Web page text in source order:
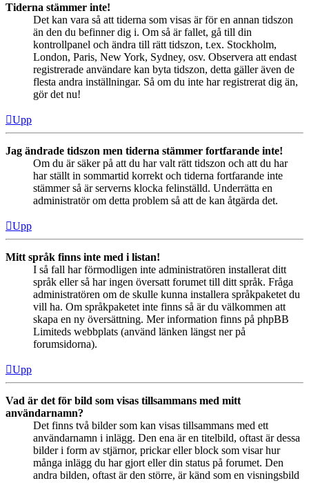
Tiderna stämmer inte!
Det kan vara så att tiderna som visas är för en annan tidszon
än den du befinner dig i. Om så är fallet, gå till din
kontrollpanel och ändra till rätt tidszon, t.ex. Stockholm,
London, Paris, New York, Sydney, osv. Observera att endast
registrerade användare kan byta tidszon, detta gäller även de
flesta andra inställningar. Så om du inte har registrerat dig än,
gör det nu!
Upp
Jag ändrade tidszon men tiderna stämmer fortfarande inte!
Om du är säker på att du har valt rätt tidszon och att du har
har ställt in sommartid korrekt och tiderna fortfarande inte
stämmer så är serverns klocka felinställd. Underrätta en
administratör om detta problem så att de kan åtgärda det.
Upp
Mitt språk finns inte med i listan!
I så fall har förmodligen inte administratören installerat ditt
språk eller så har ingen översatt forumet till ditt språk. Fråga
administratören om de skulle kunna installera språkpaketet du
vill ha. Om språkpaketet inte finns så är du välkommen att
skapa en ny översättning. Mer information finns på phpBB
Limiteds webbplats (använd länken längst ner på
forumsidorna).
Upp
Vad är det för bild som visas tillsammans med mitt
användarnamn?
Det finns två bilder som kan visas tillsammans med ett
användarnamn i inlägg. Den ena är en titelbild, oftast är dessa
bilder i form av stjärnor, prickar eller block som visar hur
många inlägg du har gjort eller din status på forumet. Den
andra bilden, oftast är den större, är känd som en visningsbild